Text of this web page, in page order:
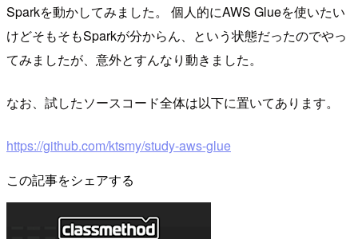
Sparkを動かしてみました。 個人的にAWS Glueを使いたい
けどそもそもSparkが分からん、という状態だったのでやっ
てみましたが、意外とすんなり動きました。
なお、試したソースコード全体は以下に置いてあります。
https://github.com/ktsmy/study-aws-glue
この記事をシェアする